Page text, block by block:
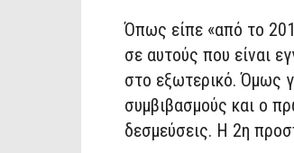
Όπως είπε «από το
σε αυτούς που είναι
στο εξωτερικό. Όμως
συμβιβασμούς και ο
δεσμεύσεις. Η 2η